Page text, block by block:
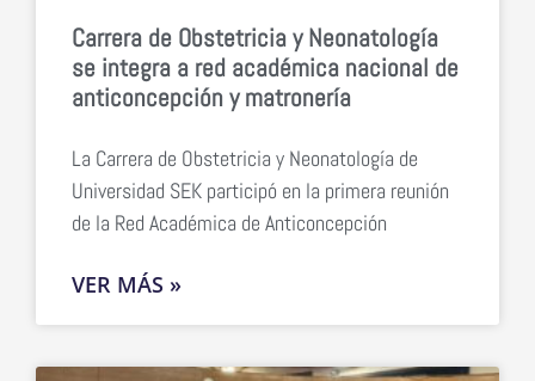
Carrera de Obstetricia y Neonatología
se integra a red académica nacional de
anticoncepción y matronería
La Carrera de Obstetricia y Neonatología de
Universidad SEK participó en la primera reunión
de la Red Académica de Anticoncepción
VER MÁS »